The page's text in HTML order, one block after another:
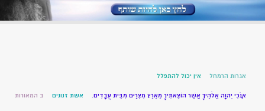
אגרות הרמחל אין יכול להתפלל
אָנֹכִי יְהוָה אֱלֹהֶיךָ אֲשֶׁר הוֹצֵאתִיךָ מֵאֶרֶץ מִצְרַיִם מִבֵּית עֲבָדִים. אשת זנונים ב המאורות